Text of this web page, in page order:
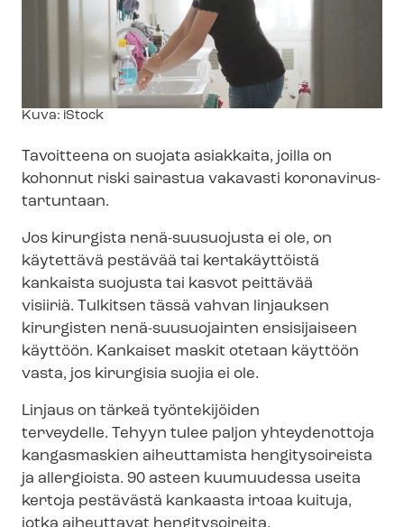
Kuvateksti
Kuva: iStock
Tavoitteena on suojata asiakkaita, joilla on
kohonnut riski sairastua vakavasti ko­ro­na­vi­rus­
tar­tun­taan.
Jos kirurgista nenä-suusuojusta ei ole, on
käytettävä pestävää tai kertakäyttöistä
kankaista suojusta tai kasvot peittävää
visiiriä. Tulkitsen tässä vahvan linjauksen
kirurgisten nenä-​suusuojainten ensisijaiseen
käyttöön. Kankaiset maskit otetaan käyttöön
vasta, jos kirurgisia suojia ei ole.
Linjaus on tärkeä työntekijöiden
terveydelle. Tehyyn tulee paljon yhteydenottoja
kangasmaskien aiheuttamista hengitysoireista
ja allergioista. 90 asteen kuumuudessa useita
kertoja pestävästä kankaasta irtoaa kuituja,